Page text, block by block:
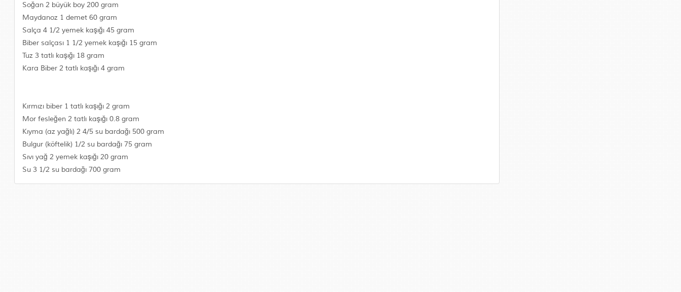
Soğan 2 büyük boy 200 gram
Maydanoz 1 demet 60 gram
Salça 4 1/2 yemek kaşığı 45 gram
Biber salçası 1 1/2 yemek kaşığı 15 gram
Tuz 3 tatlı kaşığı 18 gram
Kara Biber 2 tatlı kaşığı 4 gram
Kırmızı biber 1 tatlı kaşığı 2 gram
Mor fesleğen 2 tatlı kaşığı 0.8 gram
Kıyma (az yağlı) 2 4/5 su bardağı 500 gram
Bulgur (köftelik) 1/2 su bardağı 75 gram
Sıvı yağ 2 yemek kaşığı 20 gram
Su 3 1/2 su bardağı 700 gram